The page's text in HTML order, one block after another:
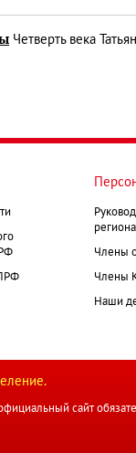
Четверть века
Члены
Члены
Наши
сайт